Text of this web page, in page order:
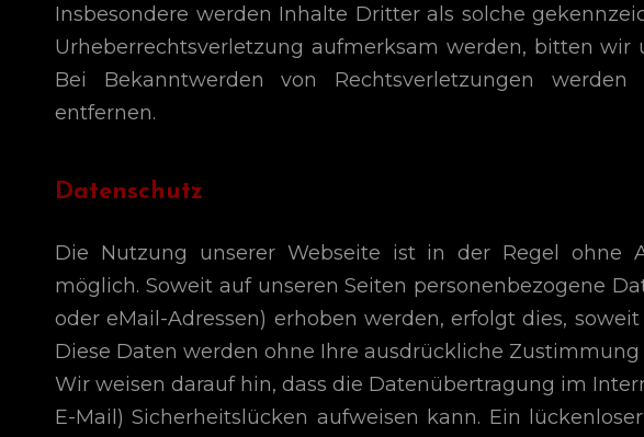
Insbesondere werden Inhalte Dritter als solche
Urheberrechtsverletzung aufmerksam werden, bitten wir
Bei Bekanntwerden von Rechtsverletzungen
entfernen.
Datenschutz
Die Nutzung unserer Webseite ist in der Regel ohne
möglich. Soweit auf unseren Seiten personenbezogene
oder eMail-Adressen) erhoben werden, erfolgt dies,
Diese Daten werden ohne Ihre ausdrückliche
Wir weisen darauf hin, dass die Datenübertragung im
E-Mail) Sicherheitslücken aufweisen kann. Ein